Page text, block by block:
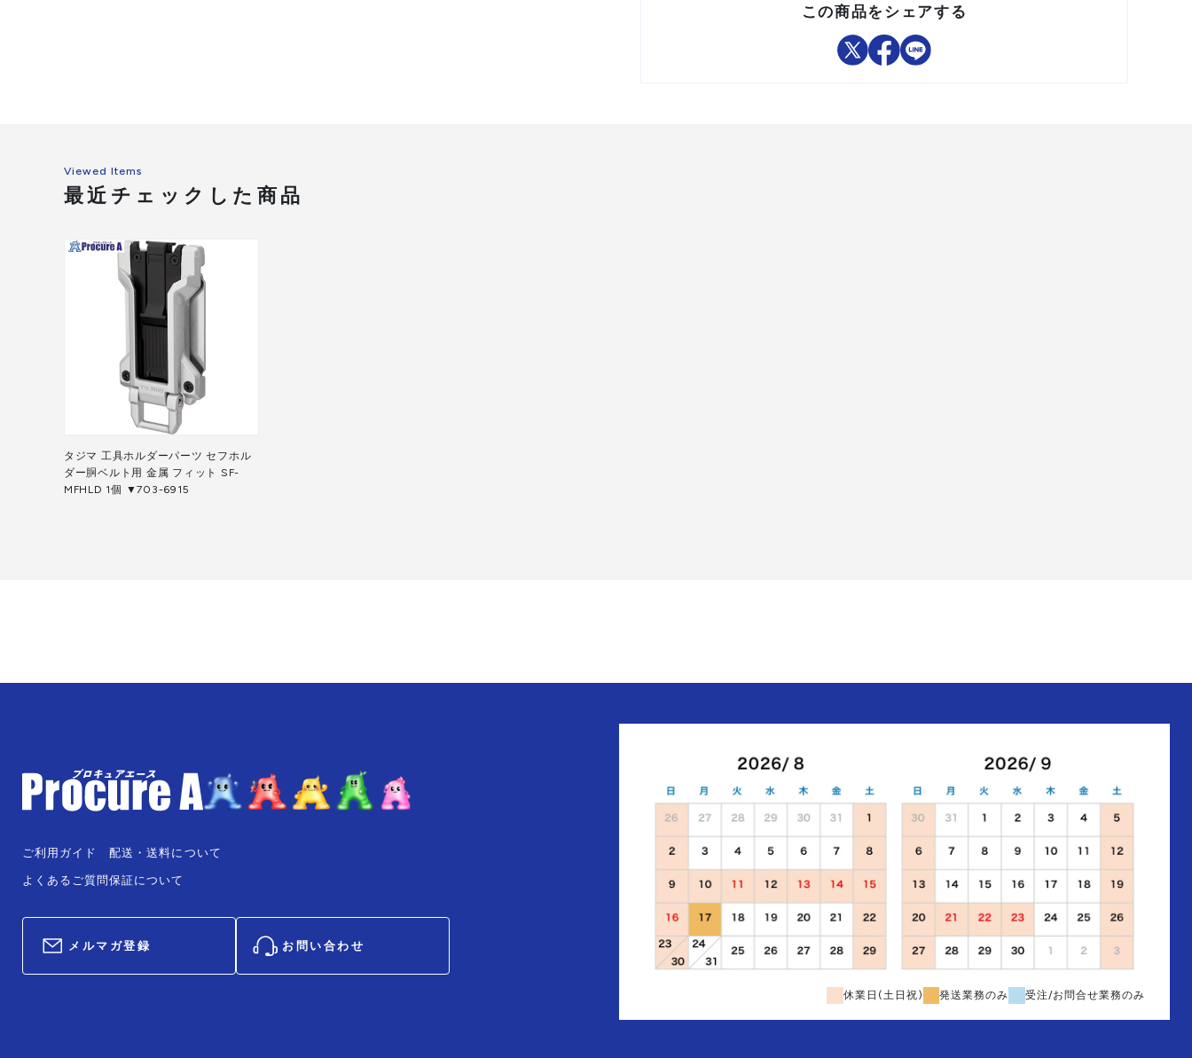
この商品をシェアする
Viewed Items
最近チェックした商品
タジマ 工具ホルダーパーツ セフホル
ダー胴ベルト用 金属 フィット SF-
MFHLD 1個 ▼703-6915
ご利用ガイド
よくあるご質問
配送・送料について
保証について
メルマガ登録 お問い合わせ
休業日(土日祝) 発送業務のみ 受注/お問合せ業務のみ